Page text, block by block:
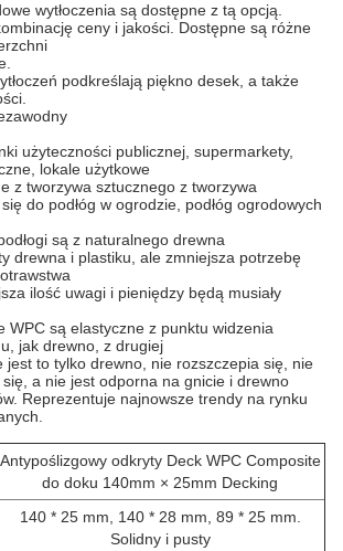
wytłoczenia są dostępne z tą opcją.
ceny i jakości. Dostępne są różne
podkreślają piękno desek, a także
użyteczności publicznej, supermarkety,
lokale użytkowe
z tworzywa sztucznego z tworzywa
do podłóg w ogrodzie, podłóg ogrodowych
są z naturalnego drewna
drewna i plastiku, ale zmniejsza potrzebę
ilość uwagi i pieniędzy będą musiały
WPC są elastyczne z punktu widzenia
jak drewno, z drugiej
jest to tylko drewno, nie rozszczepia się, nie
się, a nie jest odporna na gnicie i drewno
Reprezentuje najnowsze trendy na rynku
Antypoślizgowy odkryty Deck WPC Composite
do doku 140mm × 25mm Decking
140 * 25 mm, 140 * 28 mm, 89 * 25 mm.
Solidny i pusty